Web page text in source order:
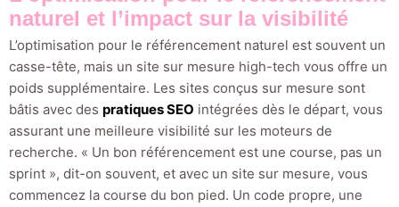
naturel et l’impact sur la visibilité
L’optimisation pour le référencement naturel est souvent un
casse-tête, mais un site sur mesure high-tech vous offre un
poids supplémentaire. Les sites conçus sur mesure sont
bâtis avec des pratiques SEO intégrées dès le départ, vous
assurant une meilleure visibilité sur les moteurs de
recherche. « Un bon référencement est une course, pas un
sprint », dit-on souvent, et avec un site sur mesure, vous
commencez la course du bon pied. Un code propre, une